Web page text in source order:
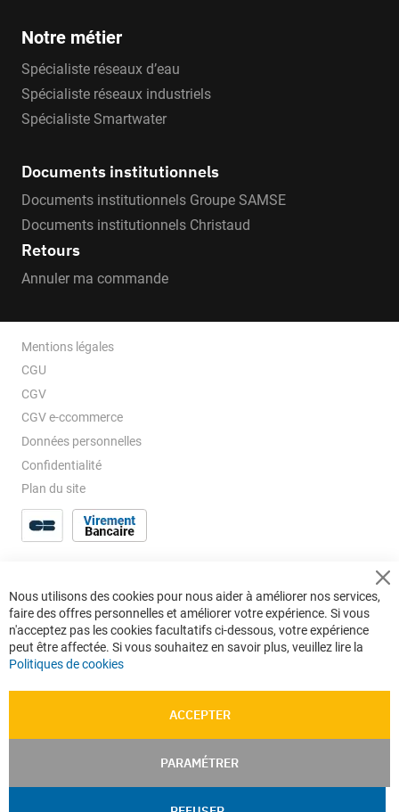
Notre métier
Spécialiste réseaux d’eau
Spécialiste réseaux industriels
Spécialiste Smartwater
Documents institutionnels
Documents institutionnels Groupe SAMSE
Documents institutionnels Christaud
Retours
Annuler ma commande
Mentions légales
CGU
CGV
CGV e-ccommerce
Données personnelles
Confidentialité
Plan du site
Nous utilisons des cookies pour nous aider à améliorer nos services,
faire des offres personnelles et améliorer votre expérience. Si vous
n'acceptez pas les cookies facultatifs ci-dessous, votre expérience
peut être affectée. Si vous souhaitez en savoir plus, veuillez lire la
Politiques de cookies
ACCEPTER
PARAMÉTRER